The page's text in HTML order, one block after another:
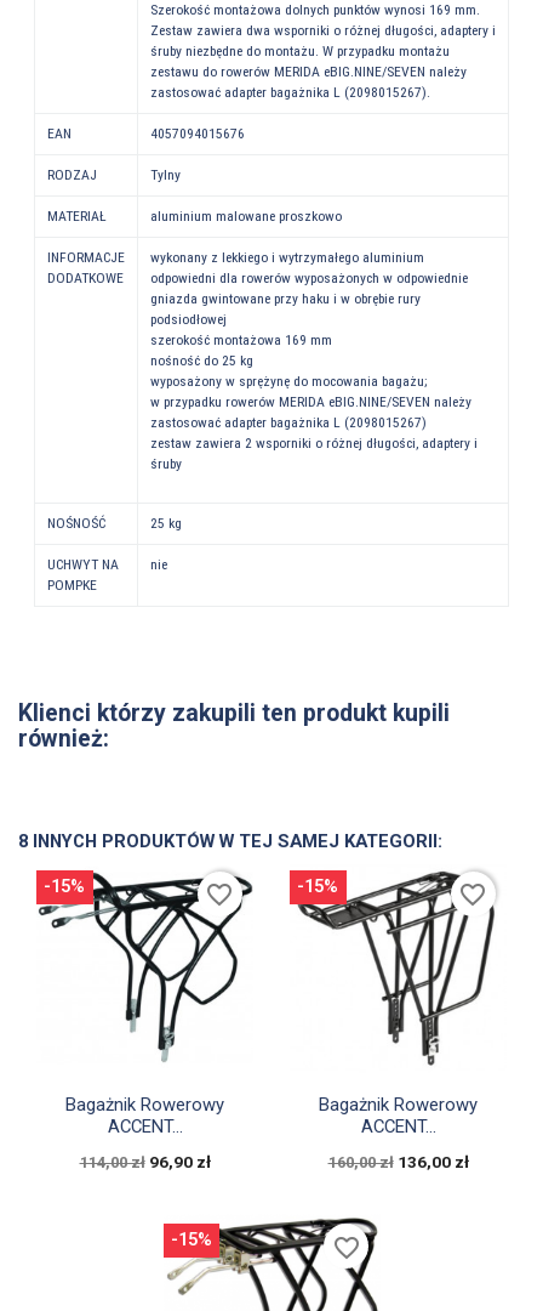
Szerokość montażowa dolnych punktów wynosi 169 mm.
Zestaw zawiera dwa wsporniki o różnej długości, adaptery i
śruby niezbędne do montażu. W przypadku montażu
zestawu do rowerów MERIDA eBIG.NINE/SEVEN należy
zastosować adapter bagażnika L (2098015267).
EAN 4057094015676
RODZAJ Tylny
MATERIAŁ aluminium malowane proszkowo
INFORMACJE
DODATKOWE
wykonany z lekkiego i wytrzymałego aluminium
odpowiedni dla rowerów wyposażonych w odpowiednie
gniazda gwintowane przy haku i w obrębie rury
podsiodłowej
szerokość montażowa 169 mm
nośność do 25 kg
wyposażony w sprężynę do mocowania bagażu;
w przypadku rowerów MERIDA eBIG.NINE/SEVEN należy
zastosować adapter bagażnika L (2098015267)
zestaw zawiera 2 wsporniki o różnej długości, adaptery i
śruby
NOŚNOŚĆ 25 kg
UCHWYT NA
POMPKE
nie
Klienci którzy zakupili ten produkt kupili
również:
8 INNYCH PRODUKTÓW W TEJ SAMEJ KATEGORII:
Szybki podgląd
Bagażnik Rowerowy
ACCENT...
114,00 zł 96,90 zł
-15% favorite_border
Szybki podgląd
Bagażnik Rowerowy
ACCENT...
160,00 zł 136,00 zł
-15% favorite_border
-15% favorite_border